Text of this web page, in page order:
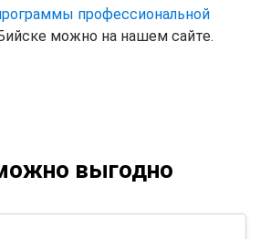
профессиональной
можно на нашем сайте.
выгодно